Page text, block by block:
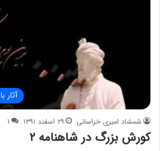
آثار
شمشاد امیری خراسانی ۲۹ اسفند ۱۳۹۱ ۱
کورش بزرگ در شاهنامه ۲